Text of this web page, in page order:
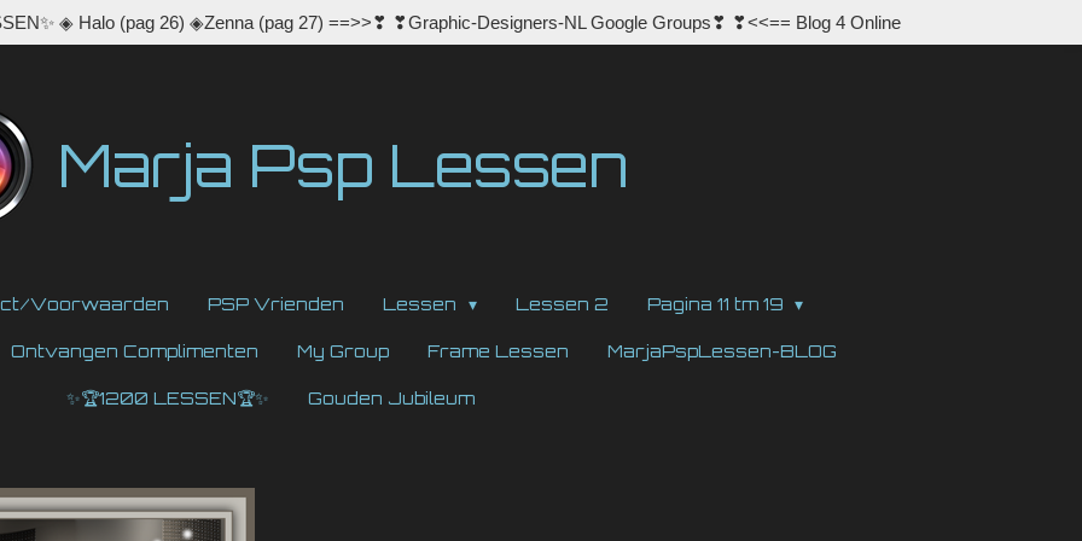
◈ Halo (pag 26) ◈Zenna (pag 27) ==>>❣ ❣Graphic-Designers-NL Google Groups❣ ❣<<== Blog 4 Online
Marja Psp Lessen
Voorwaarden PSP Vrienden Lessen Lessen 2 Pagina 11 tm 19
Ontvangen Complimenten My Group Frame Lessen MarjaPspLessen-BLOG
✨🏆1200 LESSEN🏆✨ Gouden Jubileum